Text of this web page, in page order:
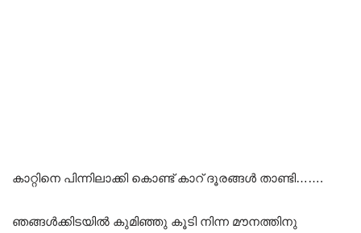
കാറ്റിനെ പിന്നിലാക്കി കൊണ്ട് കാറ് ദൂരങ്ങൾ താണ്ടി…….
ഞങ്ങൾക്കിടയിൽ കുമിഞ്ഞു കൂടി നിന്ന മൗനത്തിനു